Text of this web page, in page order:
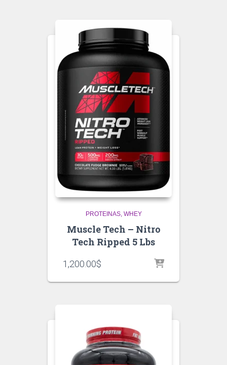
PROTEINAS WHEY
Muscle Tech – Nitro
Tech Ripped 5 Lbs
1,200.00$